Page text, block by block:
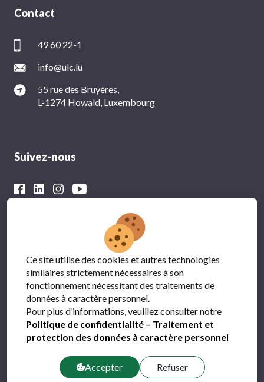
Contact
49 60 22-1
info@ulc.lu
55 rue des Bruyères,
L-1274 Howald, Luxembourg
Suivez-nous
Avec le soutien financier du
FAQ
Contact
Ce site utilise des cookies et autres technologies
similaires strictement nécessaires à son
fonctionnement nécessitant des traitements de
données à caractère personnel.
Pour plus d’informations, veuillez consulter notre
Politique de confidentialité – Traitement et
protection des données à caractère personnel
Accepter Refuser